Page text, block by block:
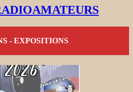
- EXPOSITIONS